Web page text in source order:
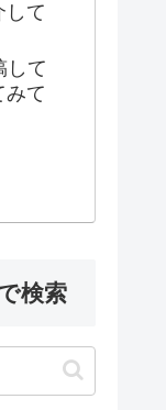
して
して
みて
検索